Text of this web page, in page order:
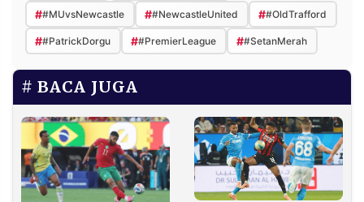
##MUvsNewcastle ##NewcastleUnited ##OldTrafford
##PatrickDorgu ##PremierLeague ##SetanMerah
BACA JUGA